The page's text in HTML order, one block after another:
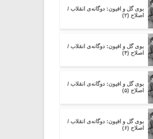
بوی گل و افیون: دوگانه‌ی انقلاب /
اصلاح (۲)
بوی گل و افیون: دوگانه‌ی انقلاب /
اصلاح (۴)
بوی گل و افیون: دوگانه‌ی انقلاب /
اصلاح (۵)
بوی گل و افیون: دوگانه‌ی انقلاب /
اصلاح (۶)